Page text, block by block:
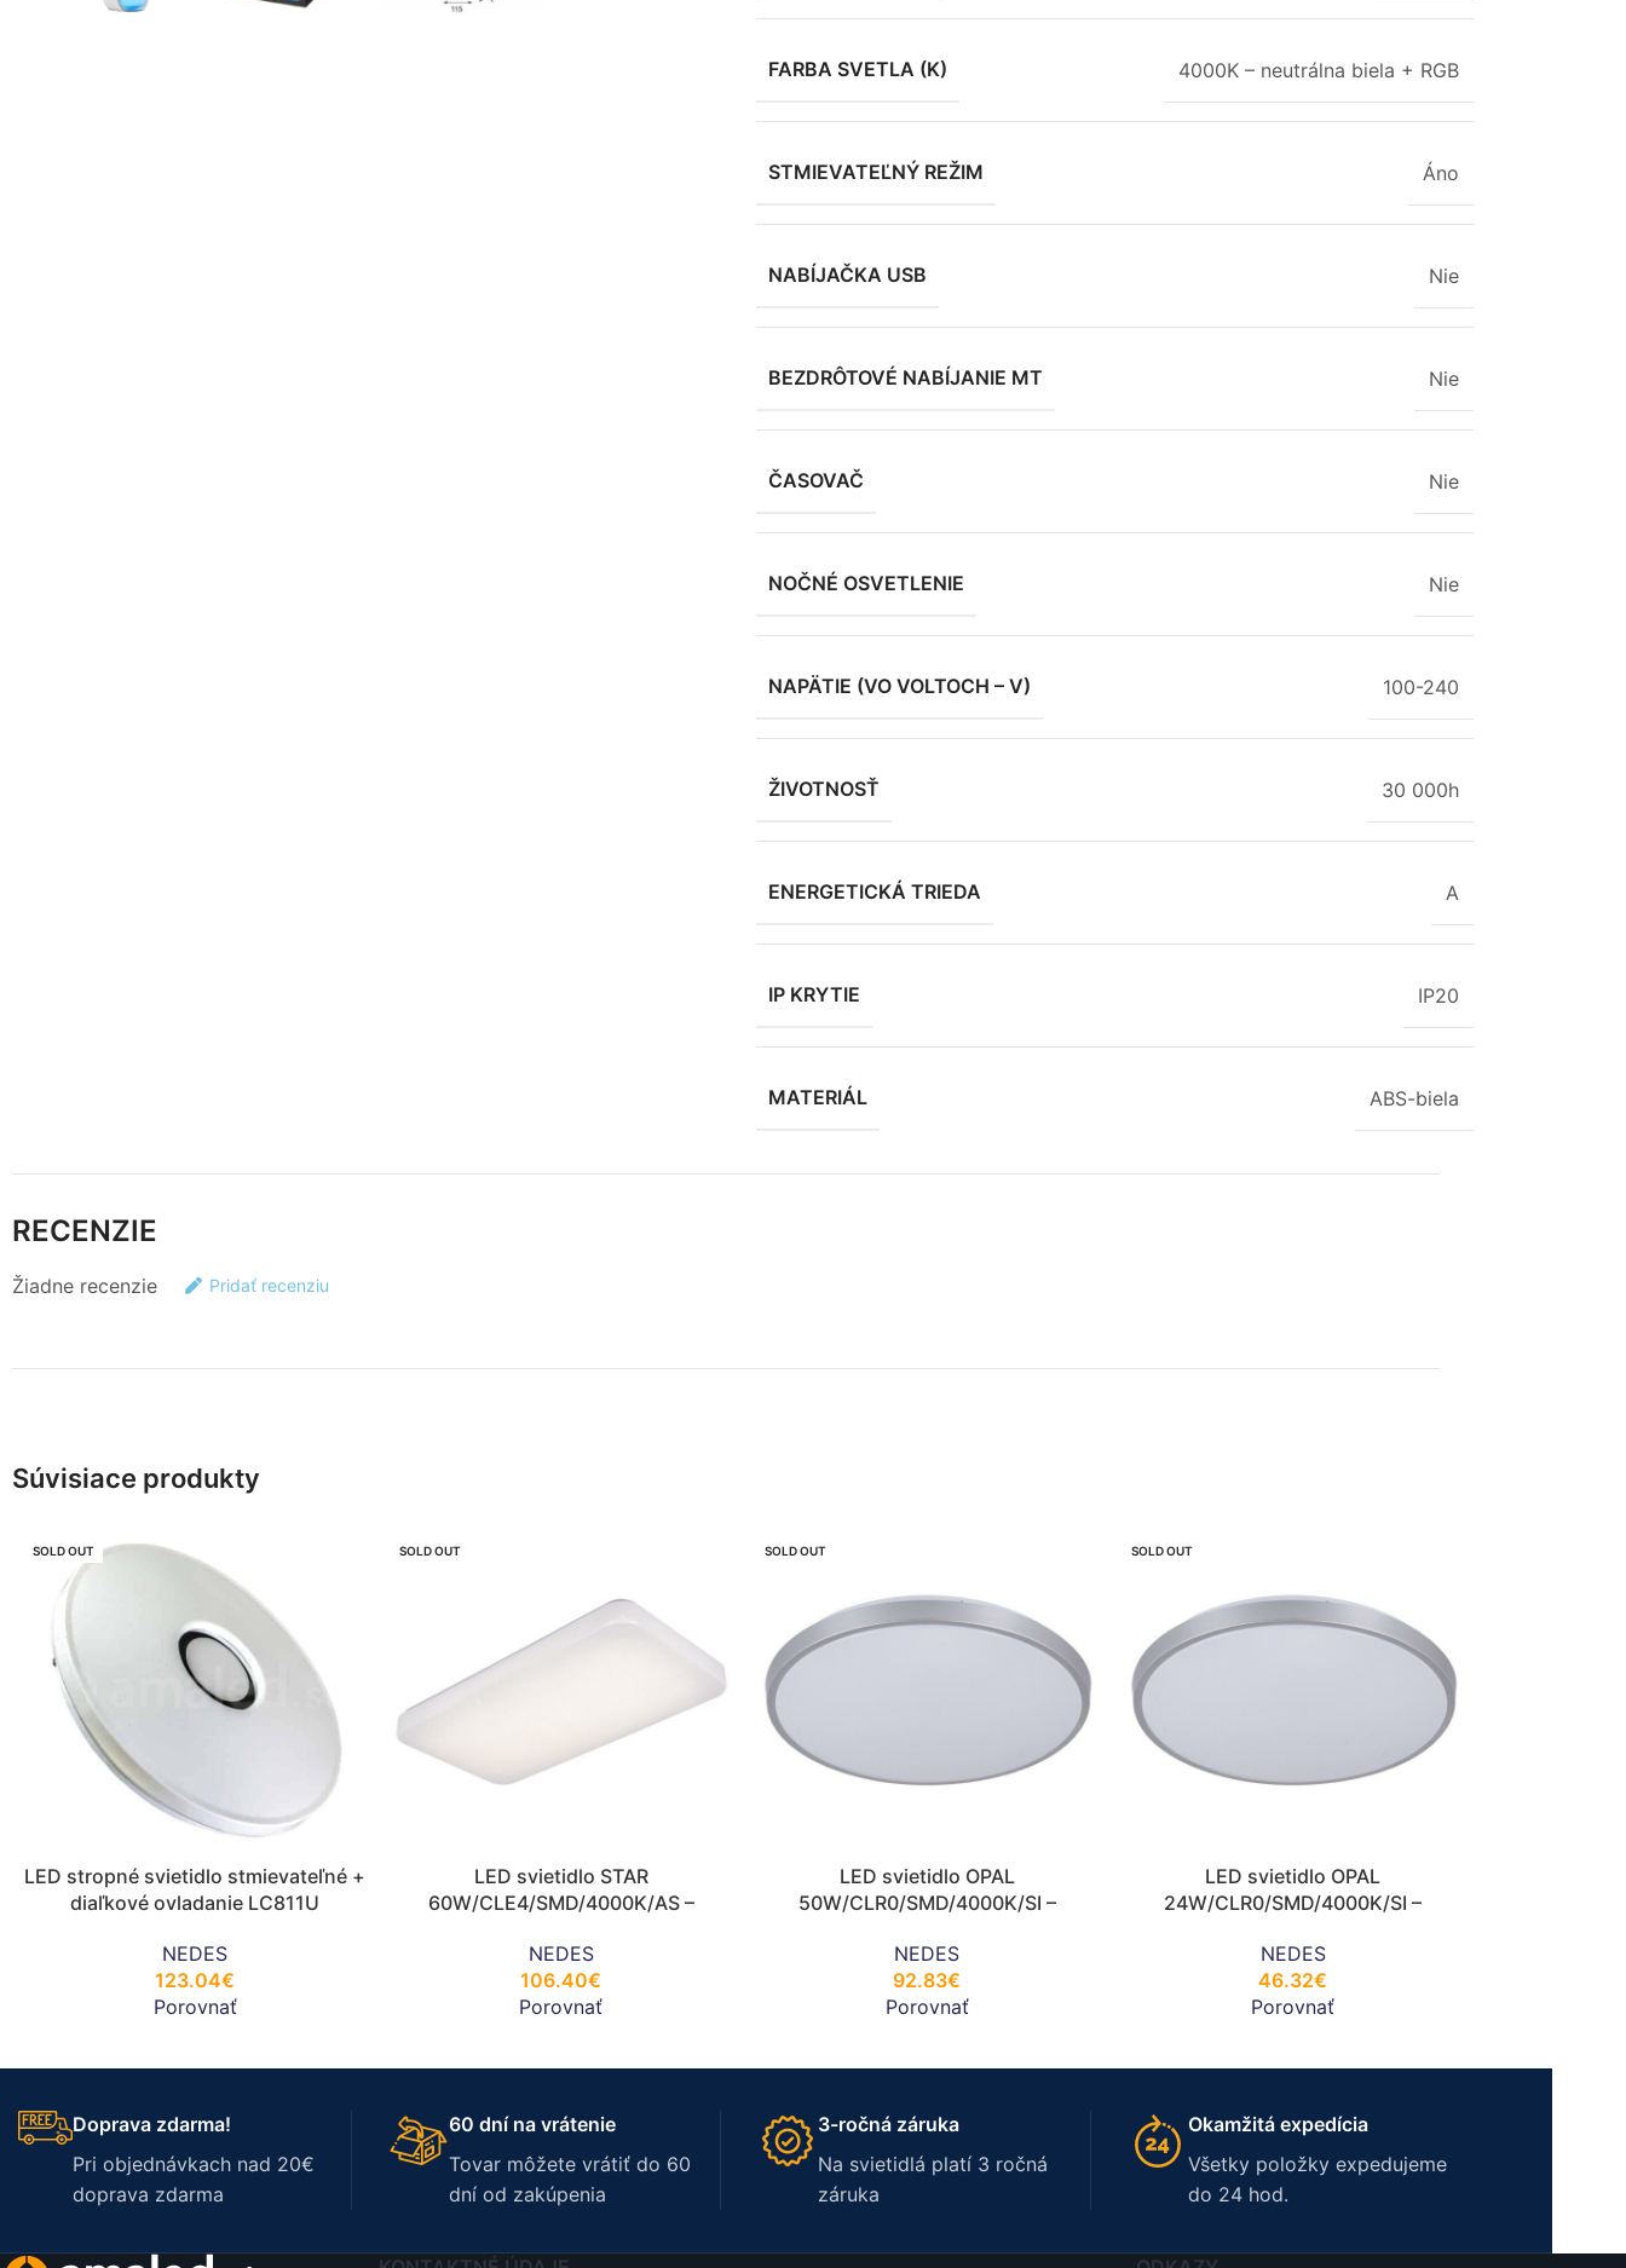
FARBA SVETLA (K) 4000K – neutrálna biela + RGB
STMIEVATEĽNÝ REŽIM Áno
NABÍJAČKA USB Nie
BEZDRÔTOVÉ NABÍJANIE MT Nie
ČASOVAČ Nie
NOČNÉ OSVETLENIE Nie
NAPÄTIE (VO VOLTOCH – V) 100-240
ŽIVOTNOSŤ 30 000h
ENERGETICKÁ TRIEDA A
IP KRYTIE IP20
MATERIÁL ABS-biela
RECENZIE
Žiadne recenzie Pridať recenziu
Súvisiace produkty
SOLD OUT
LED stropné svietidlo stmievateľné +
diaľkové ovladanie LC811U
NEDES
123.04€
Porovnať
SOLD OUT
LED svietidlo STAR
60W/CLE4/SMD/4000K/AS –
NEDES
106.40€
Porovnať
SOLD OUT
LED svietidlo OPAL
50W/CLR0/SMD/4000K/SI –
NEDES
92.83€
Porovnať
SOLD OUT
LED svietidlo OPAL
24W/CLR0/SMD/4000K/SI –
NEDES
46.32€
Porovnať
Doprava zdarma!
Pri objednávkach nad 20€
doprava zdarma
60 dní na vrátenie
Tovar môžete vrátiť do 60
dní od zakúpenia
3-ročná záruka
Na svietidlá platí 3 ročná
záruka
Okamžitá expedícia
Všetky položky expedujeme
do 24 hod.